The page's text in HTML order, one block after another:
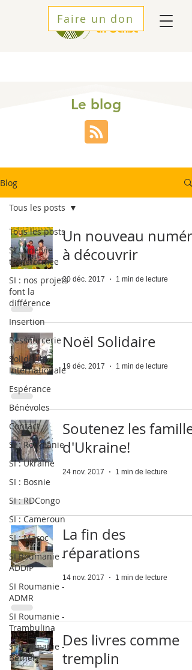
Faire un don
Le blog
Blog
Tous les posts
SI : une vie
transformée
SI : nos projets
font la
différence
Insertion
Ressourcerie
Solidarité
Internationale
Espérance
Bénévoles
Contact
SI : Roumanie
SI : Ukraine
SI : Bosnie
SI : RDCongo
SI : Cameroun
SI : Maroc
SI Roumanie -
ADDIP
SI Roumanie -
ADMR
SI Roumanie -
Trambulina
SI Roumanie -
Bethel
Tous les posts
Un nouveau numéro
à découvrir
20 déc. 2017 1 min de lecture
Noël Solidaire
19 déc. 2017 1 min de lecture
Soutenez les familles
d'Ukraine!
24 nov. 2017 1 min de lecture
La fin des
réparations
14 nov. 2017 1 min de lecture
Des livres comme
tremplin